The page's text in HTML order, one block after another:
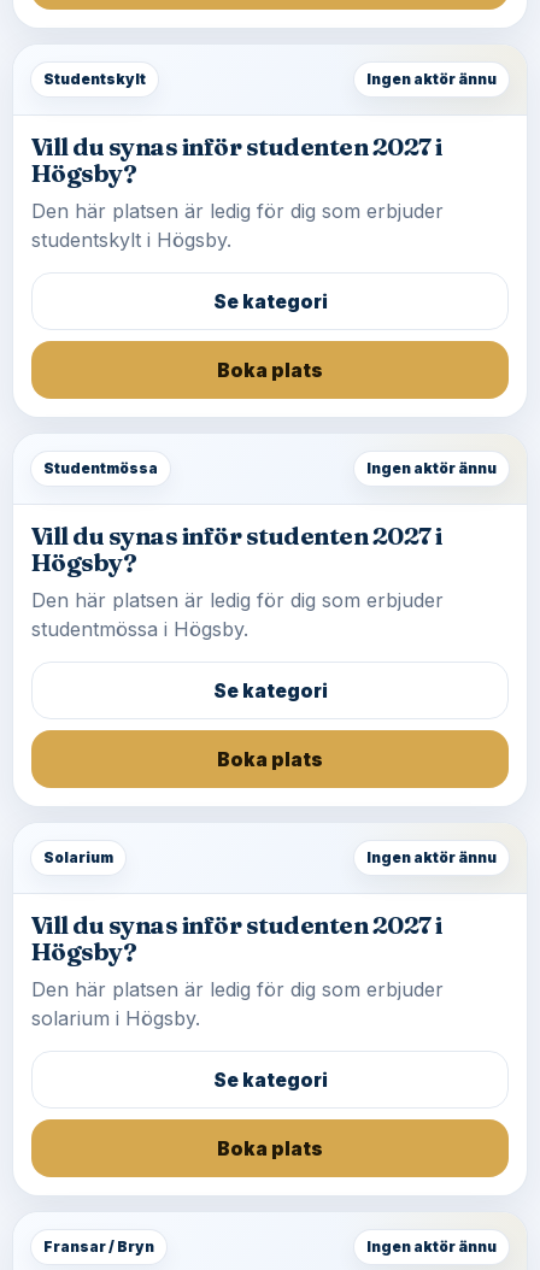
Studentskylt Ingen aktör ännu
Vill du synas inför studenten 2027 i
Högsby?
Den här platsen är ledig för dig som erbjuder
studentskylt i Högsby.
Se kategori
Boka plats
Studentmössa Ingen aktör ännu
Vill du synas inför studenten 2027 i
Högsby?
Den här platsen är ledig för dig som erbjuder
studentmössa i Högsby.
Se kategori
Boka plats
Solarium Ingen aktör ännu
Vill du synas inför studenten 2027 i
Högsby?
Den här platsen är ledig för dig som erbjuder
solarium i Högsby.
Se kategori
Boka plats
Fransar / Bryn Ingen aktör ännu